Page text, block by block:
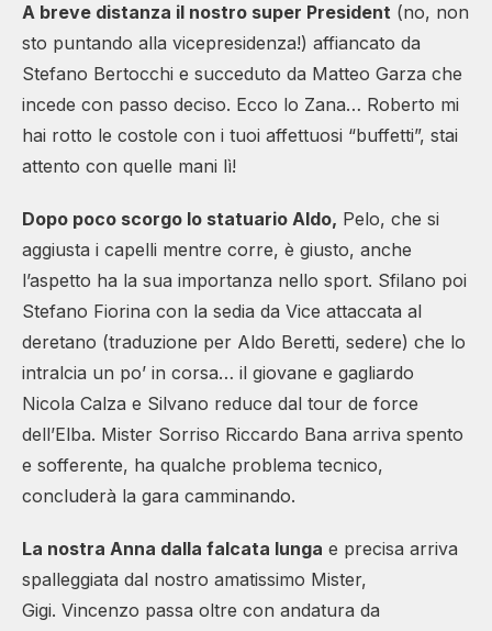
A breve distanza il nostro super President (no, non
sto puntando alla vicepresidenza!) affiancato da
Stefano Bertocchi e succeduto da Matteo Garza che
incede con passo deciso. Ecco lo Zana… Roberto mi
hai rotto le costole con i tuoi affettuosi “buffetti”, stai
attento con quelle mani lì!
Dopo poco scorgo lo statuario Aldo, Pelo, che si
aggiusta i capelli mentre corre, è giusto, anche
l’aspetto ha la sua importanza nello sport. Sfilano poi
Stefano Fiorina con la sedia da Vice attaccata al
deretano (traduzione per Aldo Beretti, sedere) che lo
intralcia un po’ in corsa… il giovane e gagliardo
Nicola Calza e Silvano reduce dal tour de force
dell’Elba. Mister Sorriso Riccardo Bana arriva spento
e sofferente, ha qualche problema tecnico,
concluderà la gara camminando.
La nostra Anna dalla falcata lunga e precisa arriva
spalleggiata dal nostro amatissimo Mister,
Gigi. Vincenzo passa oltre con andatura da